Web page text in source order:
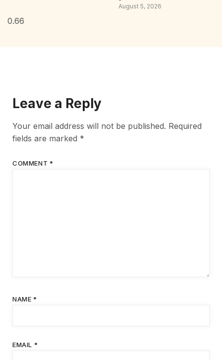
August 5, 2026
Leave a Reply
Your email address will not be published. Required
fields are marked *
COMMENT *
NAME *
EMAIL *